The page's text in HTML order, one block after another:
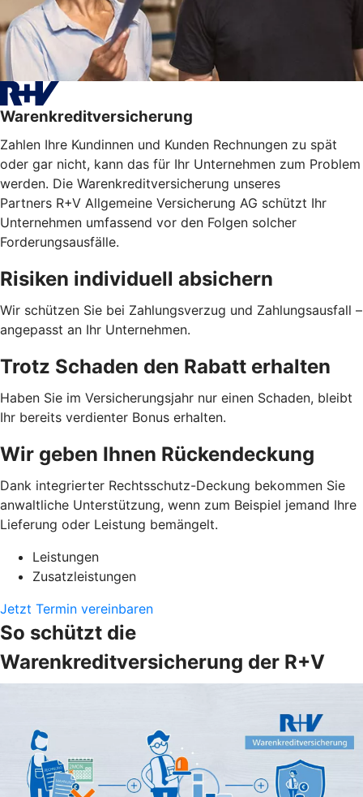
Warenkreditversicherung
Zahlen Ihre Kundinnen und Kunden Rechnungen zu spät
oder gar nicht, kann das für Ihr Unternehmen zum Problem
werden. Die Warenkreditversicherung unseres
Partners R+V Allgemeine Versicherung AG schützt Ihr
Unternehmen umfassend vor den Folgen solcher
Forderungsausfälle.
Risiken individuell absichern
Wir schützen Sie bei Zahlungsverzug und Zahlungsausfall –
angepasst an Ihr Unternehmen.
Trotz Schaden den Rabatt erhalten
Haben Sie im Versicherungsjahr nur einen Schaden, bleibt
Ihr bereits verdienter Bonus erhalten.
Wir geben Ihnen Rückendeckung
Dank integrierter Rechtsschutz-Deckung bekommen Sie
anwaltliche Unterstützung, wenn zum Beispiel jemand Ihre
Lieferung oder Leistung bemängelt.
Leistungen
Zusatzleistungen
Jetzt Termin vereinbaren
So schützt die
Warenkreditversicherung der R+V